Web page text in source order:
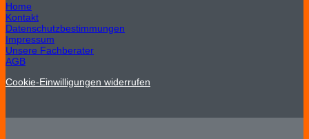
Home
Kontakt
Datenschutzbestimmungen
Impressum
Unsere Fachberater
AGB
Cookie-Einwilligungen widerrufen